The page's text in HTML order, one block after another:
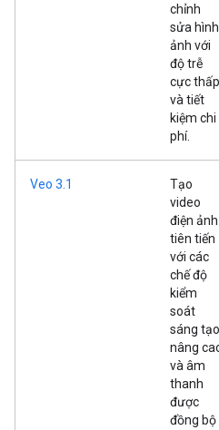
chỉnh
sửa hình
ảnh với
độ trễ
cực thấp
và tiết
kiệm chi
phí.
Veo 3.1
Tạo
video
điện ảnh
tiên tiến
với các
chế độ
kiểm
soát
sáng tạo
nâng
và âm
thanh
được
đồng bộ